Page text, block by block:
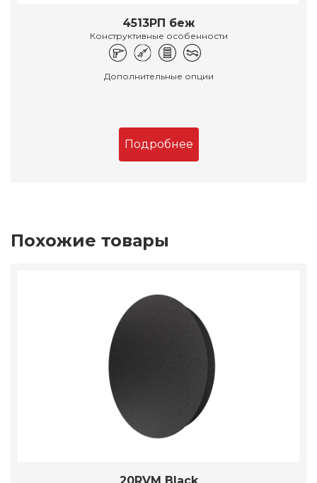
4513РП беж
Конструктивные особенности
Дополнительные опции
Подробнее
Похожие товары